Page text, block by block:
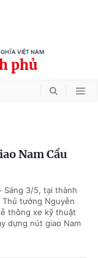
VIỆT NAM
phủ
Nam Cầu
Sáng 3/5, tại thành
Thủ tướng Nguyễn
thông xe kỹ thuật
dựng nút giao Nam